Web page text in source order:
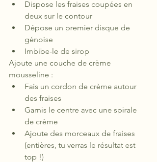
Dispose les fraises coupées en
deux sur le contour
Dépose un premier disque de
génoise
Imbibe-le de sirop
Ajoute une couche de crème
mousseline :
Fais un cordon de crème autour
des fraises
Garnis le centre avec une spirale
de crème
Ajoute des morceaux de fraises
(entières, tu verras le résultat est
top !)